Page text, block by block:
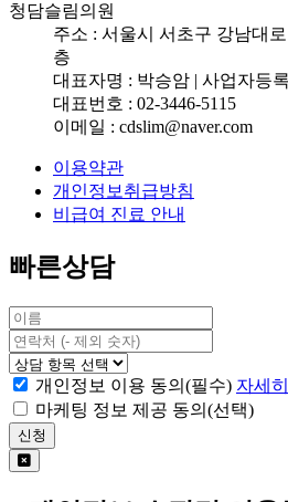
청담슬림의원
주소 : 서울시 서초구 강남대
층
대표자명 : 박승암 | 사업자등
대표번호 : 02-3446-5115
이메일 : cdslim@naver.com
이용약관
개인정보취급방침
비급여 진료 안내
빠른상담
개인정보 이용 동의(필수) 자세히
마케팅 정보 제공 동의(선택)
신청